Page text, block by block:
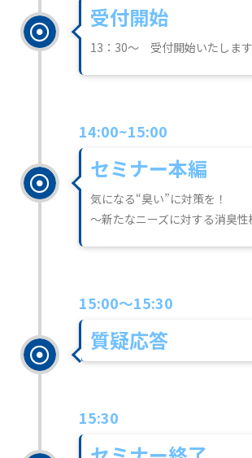
受付開始
13：30～ 受付開始いたします
14:00~15:00
セミナー本編
気になる“臭い”に対策を！
～新たなニーズに対する消臭
15:00～15:30
質疑応答
15:30